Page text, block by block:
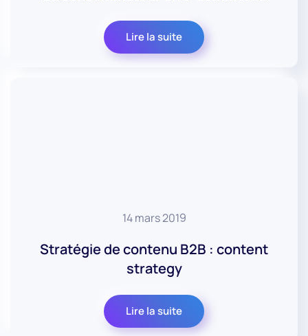
Lire la suite
14 mars 2019
Stratégie de contenu B2B : content
strategy
Lire la suite